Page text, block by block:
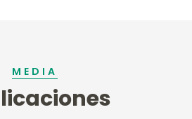
MEDIA